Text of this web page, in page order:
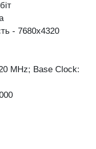
- 7680x4320
MHz; Base Clock: